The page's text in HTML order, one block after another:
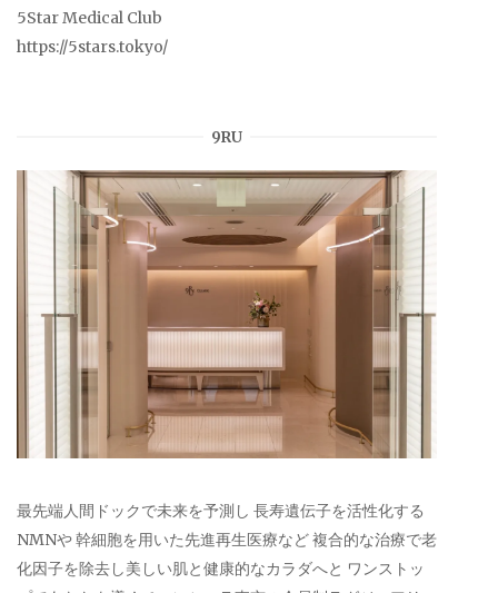
5Star Medical Club
https://5stars.tokyo/
9RU
最先端人間ドックで未来を予測し 長寿遺伝子を活性化する
NMNや 幹細胞を用いた先進再生医療など 複合的な治療で老
化因子を除去し美しい肌と健康的なカラダへと ワンストッ